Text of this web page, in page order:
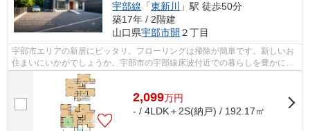
宇部線 「東新川
」駅 徒歩50分
築17年 / 2階建
山口県宇部市開 ２丁目
宇部市エリアの新居にピッタリ。フローリングは掃除が簡単です。新しいお
住まいにいかがでしょうか。宇部市の宇部線床波付近での暮らしを豊かにす
るため、住まい探しを全力でサポート...
2,099万円
- / 4LDK＋2S(納戸) / 192.17㎡